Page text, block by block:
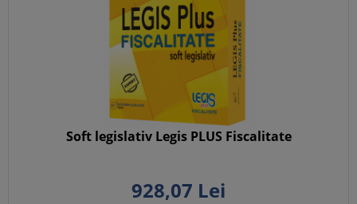
Soft legislativ Legis PLUS Fiscalitate
928,07 Lei